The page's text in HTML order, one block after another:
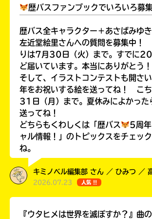
歴バスファンブックでいろいろ募集
歴バス全キャラクター＋あさばみゆき
左近堂絵里さんへの質問を募集中！
りは7月30日（火）まで。すでに
ど届いています。本当にありがとう！
そして、イラストコンテストも開さ
年をお祝いする絵を送ってね！ こ
31日（月）まで。夏休みによかった
送ってね！
どちらもくわしくは「歴バス
5周
ャル情報！」のトピックスをチェッ
ね。
キミノベル編集部 さん ／ ひみつ ／
2026.07.23 人気 !!
『ウタヒメは世界を滅ぼすか？』曲